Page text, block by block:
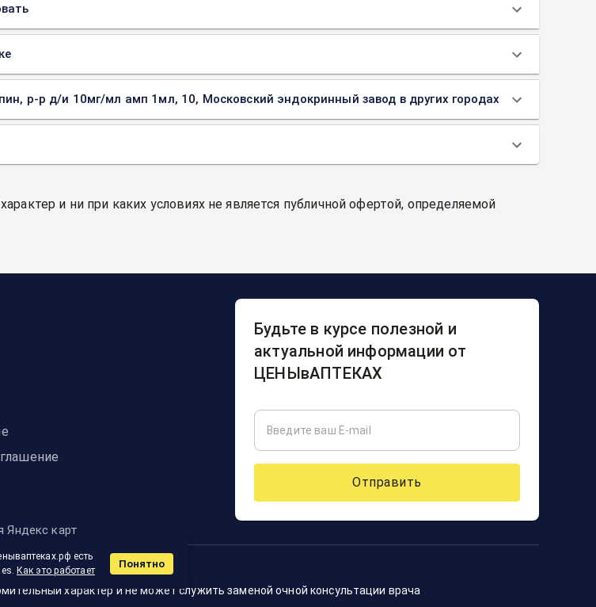
р-р д/и 10мг/мл амп 1мл, 10, Московский эндокринный завод в других городах
и ни при каких условиях не является публичной офертой, определяемой
Яндекс карт
Будьте в курсе полезной и
актуальной информации от
ЦЕНЫвАПТЕКАХ
Отправить
2024 ЦЕНЫвАПТЕКАХ
характер и не может служить заменой очной консультации врача
есть
Как это работает
Понятно